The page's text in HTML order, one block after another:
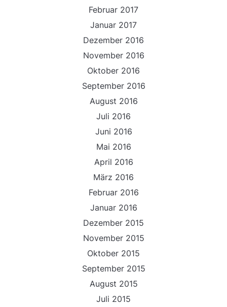
Februar 2017
Januar 2017
Dezember 2016
November 2016
Oktober 2016
September 2016
August 2016
Juli 2016
Juni 2016
Mai 2016
April 2016
März 2016
Februar 2016
Januar 2016
Dezember 2015
November 2015
Oktober 2015
September 2015
August 2015
Juli 2015